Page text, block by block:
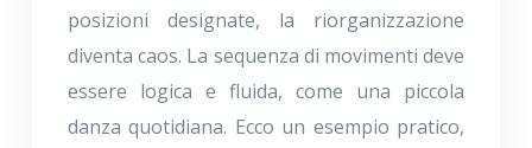
posizioni designate, la riorganizzazione
diventa caos. La sequenza di movimenti deve
essere logica e fluida, come una piccola
danza quotidiana. Ecco un esempio pratico,